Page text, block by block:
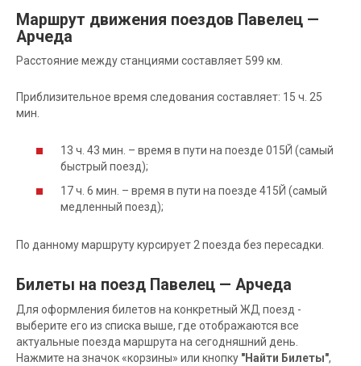
Маршрут движения поездов Павелец —
Арчеда
Расстояние между станциями составляет 599 км.
Приблизительное время следования составляет: 15 ч. 25
мин.
13 ч. 43 мин. – время в пути на поезде 015Й (самый
быстрый поезд);
17 ч. 6 мин. – время в пути на поезде 415Й (самый
медленный поезд);
По данному маршруту курсирует 2 поезда без пересадки.
Билеты на поезд Павелец — Арчеда
Для оформления билетов на конкретный ЖД поезд -
выберите его из списка выше, где отображаются все
актуальные поезда маршрута на сегодняшний день.
Нажмите на значок «корзины» или кнопку "Найти Билеты",